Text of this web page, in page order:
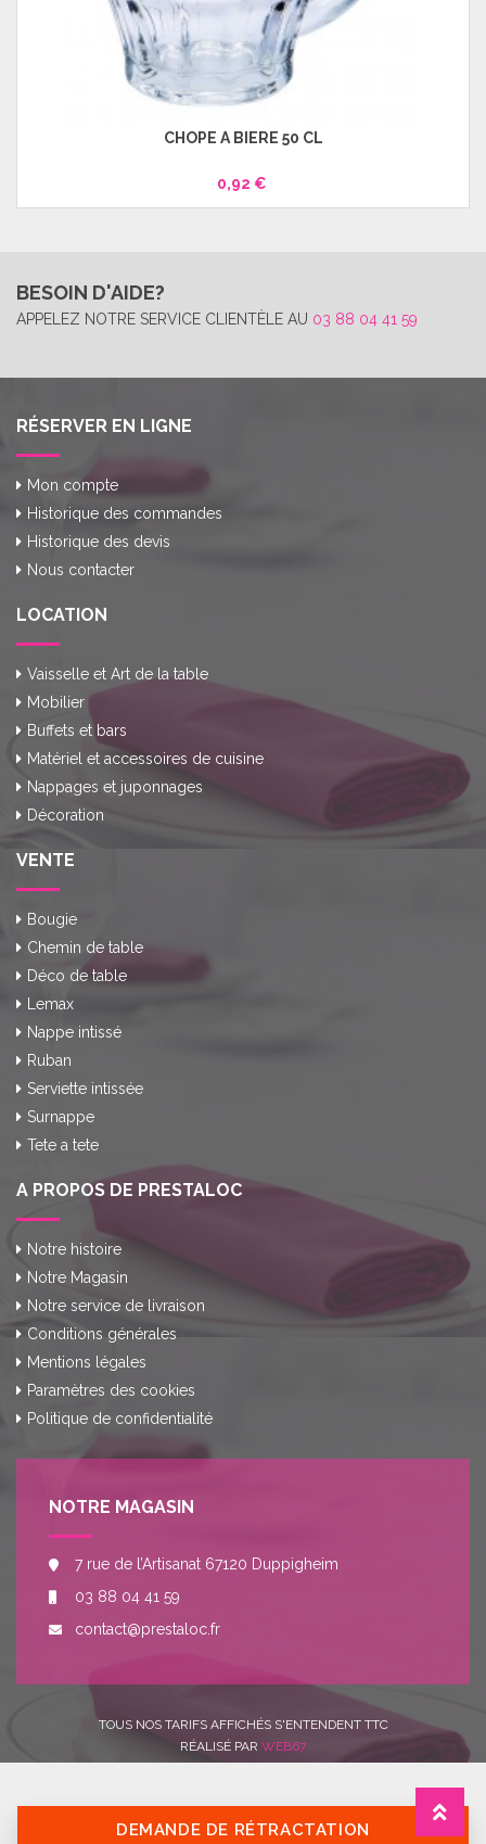
CHOPE À BIÈRE 50 CL
0,92 €
BESOIN D'AIDE?
APPELEZ NOTRE SERVICE CLIENTÈLE AU 03 88 04 41 59
RÉSERVER EN LIGNE
Mon compte
Historique des commandes
Historique des devis
Nous contacter
LOCATION
Vaisselle et Art de la table
Mobilier
Buffets et bars
Matériel et accessoires de cuisine
Nappages et juponnages
Décoration
VENTE
Bougie
Chemin de table
Déco de table
Lemax
Nappe intissé
Ruban
Serviette intissée
Surnappe
Tete a tete
A PROPOS DE PRESTALOC
Notre histoire
Notre Magasin
Notre service de livraison
Conditions générales
Mentions légales
Paramètres des cookies
Politique de confidentialité
NOTRE MAGASIN
7 rue de l’Artisanat 67120 Duppigheim
03 88 04 41 59
contact@prestaloc.fr
TOUS NOS TARIFS AFFICHÉS S'ENTENDENT TTC
RÉALISÉ PAR WEB67
DEMANDE DE RÉTRACTATION